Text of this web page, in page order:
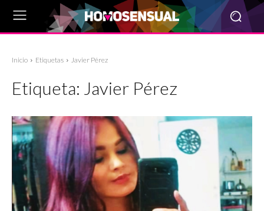
Inicio Etiquetas Javier Pérez
Etiqueta: Javier Pérez